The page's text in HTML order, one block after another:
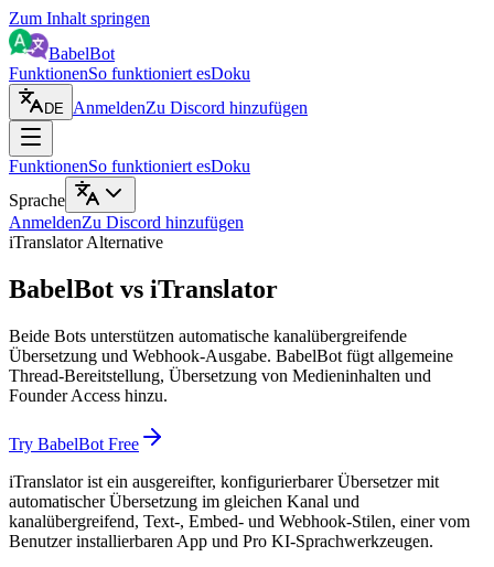
Zum Inhalt springen
BabelBot
FunktionenSo funktioniert esDoku
DE AnmeldenZu Discord hinzufügen
FunktionenSo funktioniert esDoku
Sprache
AnmeldenZu Discord hinzufügen
iTranslator Alternative
BabelBot vs iTranslator
Beide Bots unterstützen automatische kanalübergreifende
Übersetzung und Webhook-Ausgabe. BabelBot fügt allgemeine
Thread-Bereitstellung, Übersetzung von Medieninhalten und
Founder Access hinzu.
Try BabelBot Free
iTranslator ist ein ausgereifter, konfigurierbarer Übersetzer mit
automatischer Übersetzung im gleichen Kanal und
kanalübergreifend, Text-, Embed- und Webhook-Stilen, einer vom
Benutzer installierbaren App und Pro KI-Sprachwerkzeugen.